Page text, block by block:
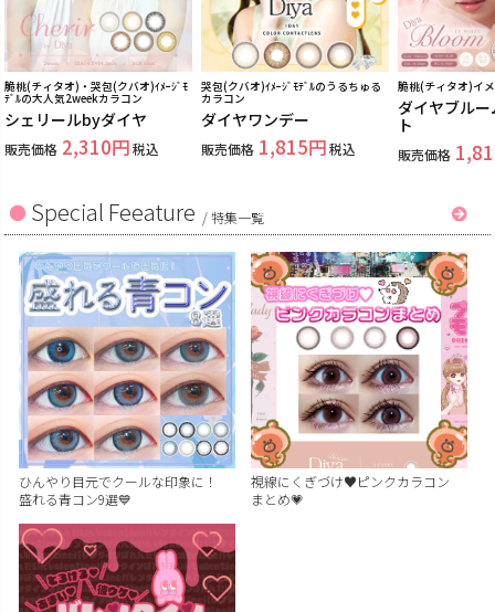
脆桃(チィタオ)・哭包(クバオ)ｲﾒｰｼﾞﾓ
ﾃﾞﾙの大人気2weekカラコン
シェリールbyダイヤ
販売価格 2,310 税込
哭包(クバオ)ｲﾒｰｼﾞﾓﾃﾞﾙのうるちゅる
カラコン
ダイヤワンデー
販売価格 1,815 税込
脆桃(チィタオ)イ
ダイヤブル
ト
販売価格
Special Feeature /特集一覧
ひんやり目元でクールな印象に！
盛れる青コン9選💙
視線にくぎづけ♥ピンクカラコン
まとめ💗